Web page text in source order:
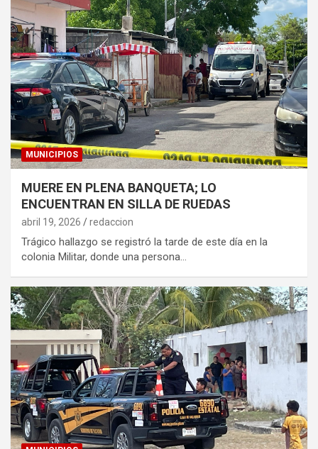
MUNICIPIOS
MUERE EN PLENA BANQUETA; LO
ENCUENTRAN EN SILLA DE RUEDAS
abril 19, 2026 redaccion
Trágico hallazgo se registró la tarde de este día en la
colonia Militar, donde una persona…